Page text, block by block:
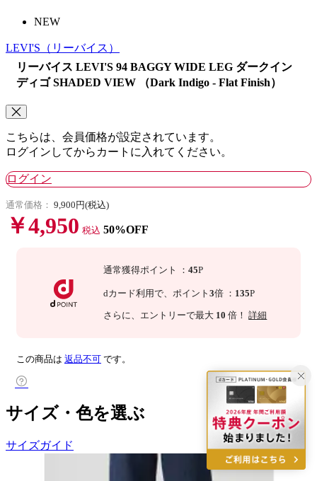
NEW
LEVI'S （リーバイス）
リーバイス LEVI'S 94 BAGGY WIDE LEG ダークイン
ディゴ SHADED VIEW （Dark Indigo - Flat Finish）
こちらは、会員価格が設定されています。
ログインしてからカートに入れてください。
ログイン
通常価格： 9,900円(税込)
￥4,950 税込 50%OFF
通常獲得ポイント ：45P
dカード利用で、ポイント3倍 ： 135P
さらに、エントリーで最大 10 倍！詳細
この商品は 返品不可 です。
サイズ・色を選ぶ
サイズガイド